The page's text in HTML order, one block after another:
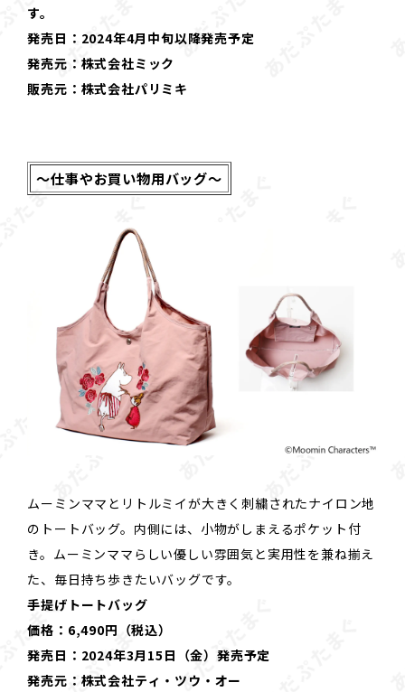
す。
発売日：2024年4月中旬以降発売予定
発売元：株式会社ミック
販売元：株式会社パリミキ
～仕事やお買い物用バッグ～
ムーミンママとリトルミイが大きく刺繍されたナイロン地
のトートバッグ。内側には、小物がしまえるポケット付
き。ムーミンママらしい優しい雰囲気と実用性を兼ね揃え
た、毎日持ち歩きたいバッグです。
手提げトートバッグ
価格：6,490円（税込）
発売日：2024年3月15日（金）発売予定
発売元：株式会社ティ・ツウ・オー